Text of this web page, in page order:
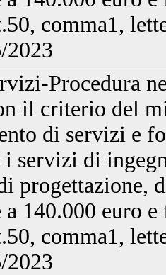
comma1,
2023
Procedura
il criterio del
di servizi e
i servizi di
progettazione,
a 140.000 euro
comma1,
2023